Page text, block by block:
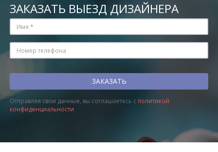
ЗАКАЗАТЬ ВЫЕЗД ДИЗАЙНЕРА
Отправляя свои данные, вы соглашаетесь с политикой
конфиденциальности